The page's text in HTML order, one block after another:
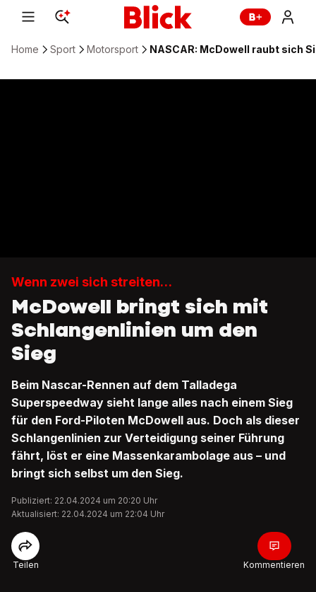
Home Sport Motorsport NASCAR: McDowell raubt sich
Wenn zwei sich streiten…
McDowell bringt sich mit
Schlangenlinien um den
Sieg
Beim Nascar-Rennen auf dem Talladega
Superspeedway sieht lange alles nach einem Sieg
für den Ford-Piloten McDowell aus. Doch als dieser
Schlangenlinien zur Verteidigung seiner Führung
fährt, löst er eine Massenkarambolage aus – und
bringt sich selbst um den Sieg.
Publiziert: 22.04.2024 um 20:20 Uhr
Aktualisiert: 22.04.2024 um 22:04 Uhr
Teilen Kommentieren